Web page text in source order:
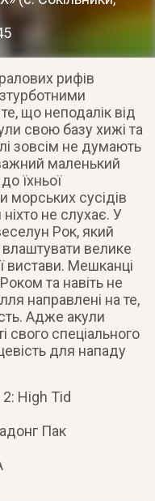
рифів
що неподалік від
свою базу хижі та
зовсім не думають
маленький
їхньої
морських сусідів
не слухає. У
Рок, який
велике
вистави. Мешканці
та навіть не
направлені на те,
Адже акули
свого спеціального
для нападу
High Tid
Пак